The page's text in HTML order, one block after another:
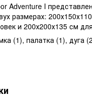
Adventure I
размерах:
и 200х200х135 см
(1), палатка (1), дуга